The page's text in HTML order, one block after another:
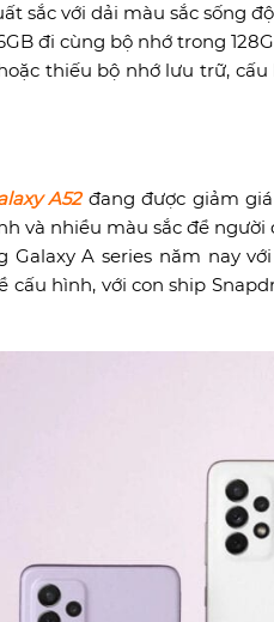
sắc với dải màu sắc sống
đi cùng bộ nhớ trong
thiếu bộ nhớ lưu trữ,
A52 đang được giảm
và nhiều màu sắc để
A series năm nay
hình, với con ship